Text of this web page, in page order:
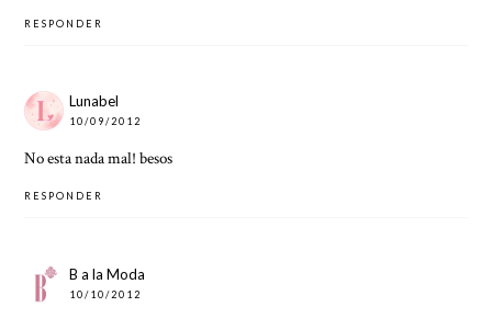
RESPONDER
Lunabel
10/09/2012
No esta nada mal! besos
RESPONDER
B a la Moda
10/10/2012